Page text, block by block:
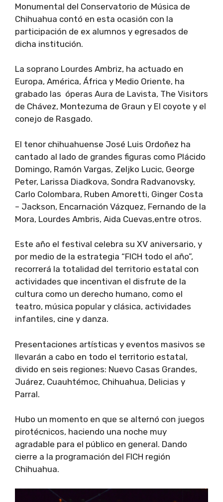
Monumental del Conservatorio de Música de
Chihuahua contó en esta ocasión con la
participación de ex alumnos y egresados de
dicha institución.
La soprano Lourdes Ambriz, ha actuado en
Europa, América, África y Medio Oriente, ha
grabado las óperas Aura de Lavista, The Visitors
de Chávez, Montezuma de Graun y El coyote y el
conejo de Rasgado.
El tenor chihuahuense José Luis Ordoñez ha
cantado al lado de grandes figuras como Plácido
Domingo, Ramón Vargas, Zeljko Lucic, George
Peter, Larissa Diadkova, Sondra Radvanovsky,
Carlo Colombara, Ruben Amoretti, Ginger Costa
– Jackson, Encarnación Vázquez, Fernando de la
Mora, Lourdes Ambris, Aida Cuevas,entre otros.
Este año el festival celebra su XV aniversario, y
por medio de la estrategia “FICH todo el año”,
recorrerá la totalidad del territorio estatal con
actividades que incentivan el disfrute de la
cultura como un derecho humano, como el
teatro, música popular y clásica, actividades
infantiles, cine y danza.
Presentaciones artísticas y eventos masivos se
llevarán a cabo en todo el territorio estatal,
divido en seis regiones: Nuevo Casas Grandes,
Juárez, Cuauhtémoc, Chihuahua, Delicias y
Parral.
Hubo un momento en que se alternó con juegos
pirotécnicos, haciendo una noche muy
agradable para el público en general. Dando
cierre a la programación del FICH región
Chihuahua.